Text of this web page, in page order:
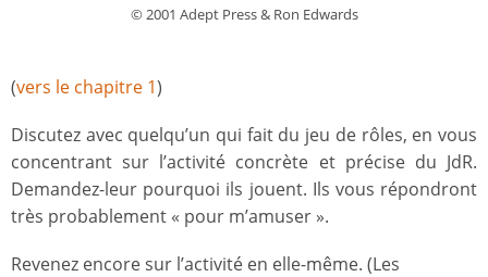
© 2001 Adept Press& Ron Edwards
(vers le chapitre 1)
Discutez avec quelqu’un qui fait du jeu de rôles, en vous
concentrant sur l’activité concrète et précise du JdR.
Demandez-leur pourquoi ils jouent. Ils vous répondront
très probablement « pour m’amuser ».
Revenez encore sur l’activité en elle-même. (Les